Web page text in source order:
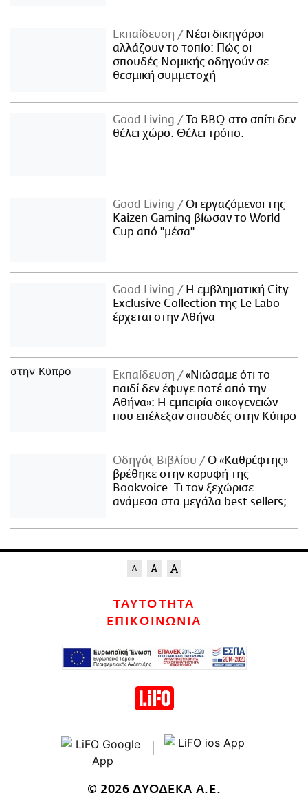
Εκπαίδευση
Νέοι δικηγόροι
αλλάζουν το τοπίο: Πώς οι
σπουδές Νομικής οδηγούν σε
θεσμική συμμετοχή
Good Living
Το BBQ στο σπίτι δεν
θέλει χώρο. Θέλει τρόπο.
Good Living
Οι εργαζόμενοι της
Kaizen Gaming βίωσαν το World
Cup από "μέσα"
Good Living
Η εμβληματική City
Exclusive Collection της Le Labo
έρχεται στην Αθήνα
Εκπαίδευση
«Νιώσαμε ότι το
παιδί δεν έφυγε ποτέ από την
Αθήνα»: Η εμπειρία οικογενειών
που επέλεξαν σπουδές στην Κύπρο
Οδηγός Βιβλίου
Ο «Καθρέφτης»
βρέθηκε στην κορυφή της
Bookvoice. Τι τον ξεχώρισε
ανάμεσα στα μεγάλα best sellers;
ΤΑΥΤΟΤΗΤΑ
ΕΠΙΚΟΙΝΩΝΙΑ
© 2026 ΔΥΟΔΕΚΑ Α.Ε.